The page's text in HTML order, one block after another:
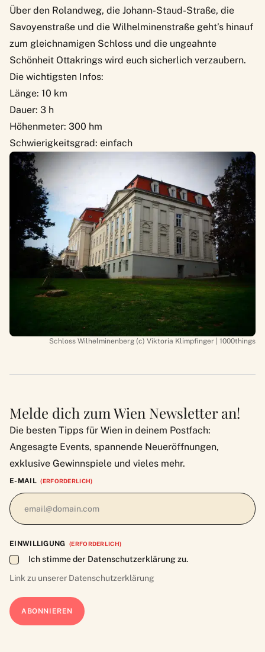
Über den Rolandweg, die Johann-Staud-Straße, die
Savoyenstraße und die Wilhelminenstraße geht’s hinauf
zum gleichnamigen Schloss und die ungeahnte
Schönheit Ottakrings wird euch sicherlich verzaubern.
Die wichtigsten Infos:
Länge: 10 km
Dauer: 3 h
Höhenmeter: 300 hm
Schwierigkeitsgrad: einfach
Schloss Wilhelminenberg (c) Viktoria Klimpfinger | 1000things
Melde dich zum Wien Newsletter an!
Die besten Tipps für Wien in deinem Postfach:
Angesagte Events, spannende Neueröffnungen,
exklusive Gewinnspiele und vieles mehr.
E-MAIL (ERFORDERLICH)
EINWILLIGUNG (ERFORDERLICH)
Ich stimme der Datenschutzerklärung zu.
Link zu unserer Datenschutzerklärung